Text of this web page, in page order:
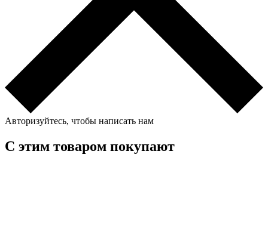
Авторизуйтесь, чтобы написать нам
С этим товаром покупают